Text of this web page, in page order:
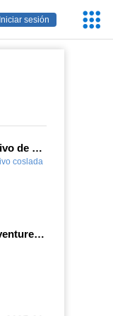
Iniciar sesión
Proyecto Educativo de Centro actualizado 2026
coslada
HELLO, TIM! - Aventureros digitales